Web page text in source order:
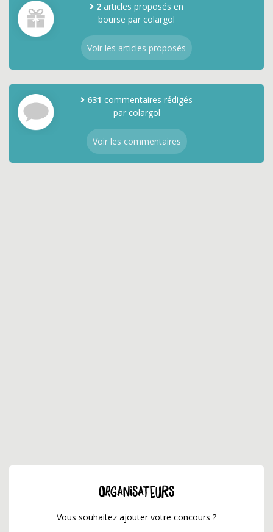
2 articles proposés en
bourse par colargol
Voir les articles proposés
631 commentaires rédigés
par colargol
Voir les commentaires
ORGANISATEURS
Vous souhaitez ajouter votre concours ?